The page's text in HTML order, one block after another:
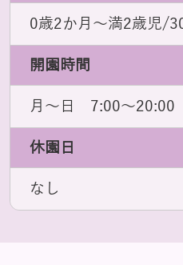
0歳2か月～満2歳児/
開園時間
月～日 7:00～20:00
休園日
なし